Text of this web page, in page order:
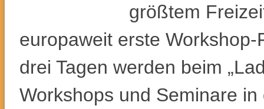
größtem
europaweit erste
drei Tagen werden beim
Workshops und Seminare